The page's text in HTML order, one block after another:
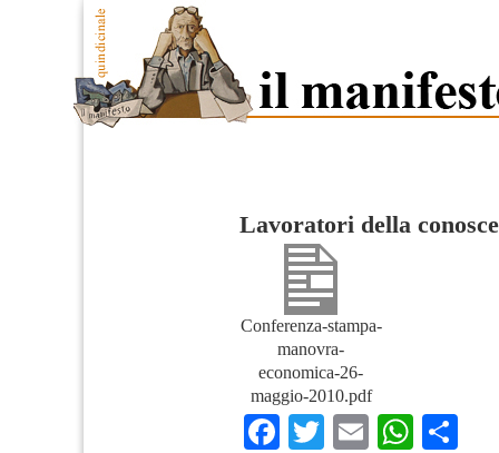
Lavoratori della
Conferenza-stampa-
manovra-
economica-26-
maggio-2010.pdf
Facebook
TwitterEmail